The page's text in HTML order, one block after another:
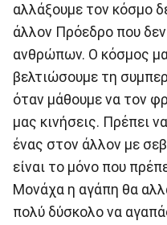
αλλάξουμε τον κόσμο
άλλον Πρόεδρο που
ανθρώπων. Ο κόσμος
βελτιώσουμε τη
όταν μάθουμε να τον
μας κινήσεις. Πρέπει
ένας στον άλλον με
είναι το μόνο που
Μονάχα η αγάπη θα
πολύ δύσκολο να